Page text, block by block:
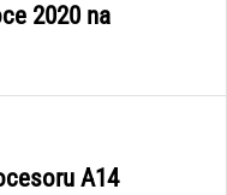
2020 na
A14